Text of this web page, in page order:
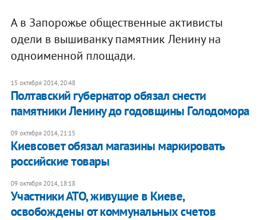
А в Запорожье общественные активисты
одели в вышиванку памятник Ленину на
одноименной площади.
15 октября 2014, 20:48
Полтавский губернатор обязал снести
памятники Ленину до годовщины Голодомора
09 октября 2014, 21:15
Киевсовет обязал магазины маркировать
российские товары
09 октября 2014, 18:18
Участники АТО, живущие в Киеве,
освобождены от коммунальных счетов